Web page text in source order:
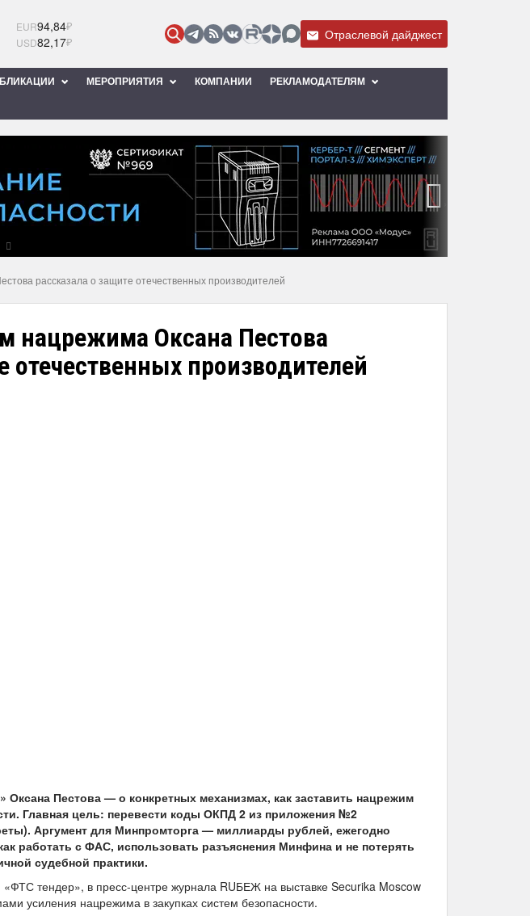
EUR94,84₽
USD82,17₽ Отраслевой дайджест
МЕРОПРИЯТИЯ КОМПАНИИ
РЕКЛАМОДАТЕЛЯМ
рассказала о защите отечественных производителей
нацрежима Оксана Пестова
отечественных производителей
Пестова — о конкретных механизмах, как заставить нацрежим
Главная цель: перевести коды ОКПД 2 из приложения №2
Аргумент для Минпромторга — миллиарды рублей, ежегодно
работать с ФАС, использовать разъяснения Минфина и не потерять
судебной практики.
тендер», в пресс-центре журнала RUБЕЖ на выставке Securika Moscow
усиления нацрежима в закупках систем безопасности.